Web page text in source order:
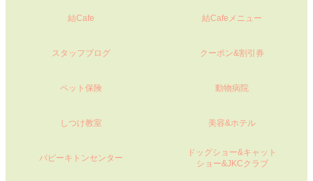
結Cafe 結Cafeメニュー
スタッフブログ クーポン&割引券
ペット保険 動物病院
しつけ教室 美容&ホテル
パピーキトンセンター
ドッグショー&キャット
ショー&JKCクラブ